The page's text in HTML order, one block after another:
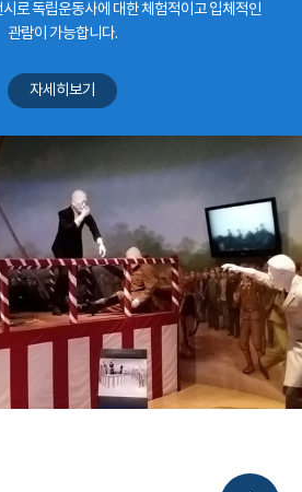
로 독립운동사에 대한 체험적이고 입체적인
관람이 가능합니다.
자세히보기